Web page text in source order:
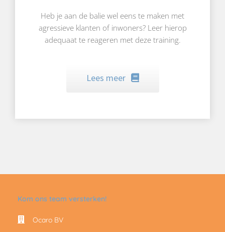
Heb je aan de balie wel eens te maken met
agressieve klanten of inwoners? Leer hierop
adequaat te reageren met deze training.
Lees meer
Kom ons team versterken!
Ocaro BV